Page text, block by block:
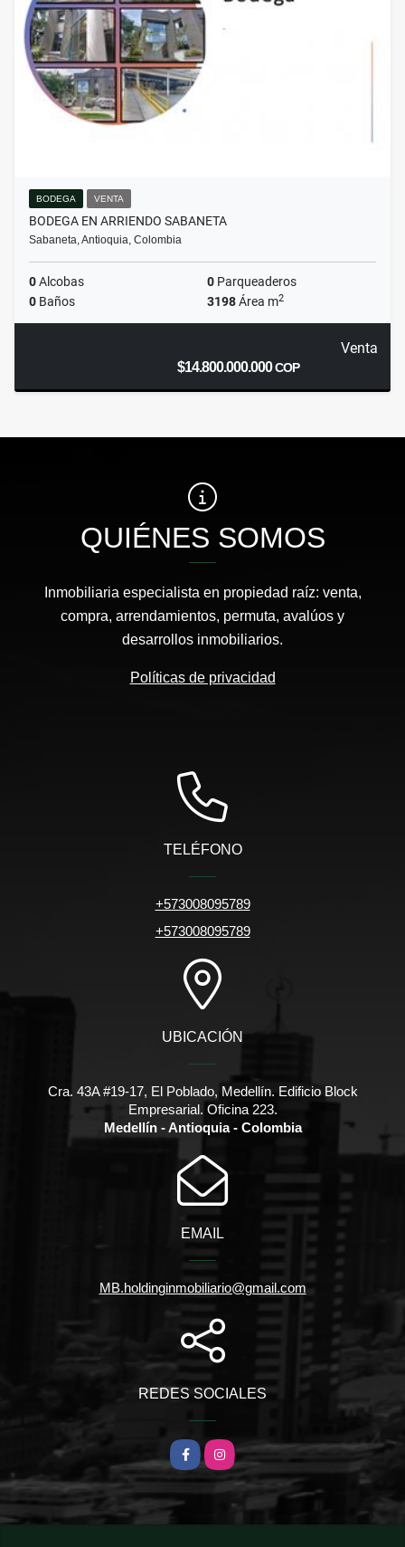
BODEGA VENTA
BODEGA EN ARRIENDO SABANETA
Sabaneta, Antioquia, Colombia
0Alcobas 0 Parqueaderos
0 Baños 3198Área m2
Venta
$14.800.000.000COP
QUIÉNES SOMOS
Inmobiliaria especialista en propiedad raíz: venta,
compra, arrendamientos, permuta, avalúos y
desarrollos inmobiliarios.
Políticas de privacidad
TELÉFONO
+573008095789
+573008095789
UBICACIÓN
Cra. 43A #19-17, El Poblado, Medellín. Edificio Block
Empresarial. Oficina 223.
Medellín - Antioquia - Colombia
EMAIL
MB.holdinginmobiliario@gmail.com
REDES SOCIALES
FacebookInstagram